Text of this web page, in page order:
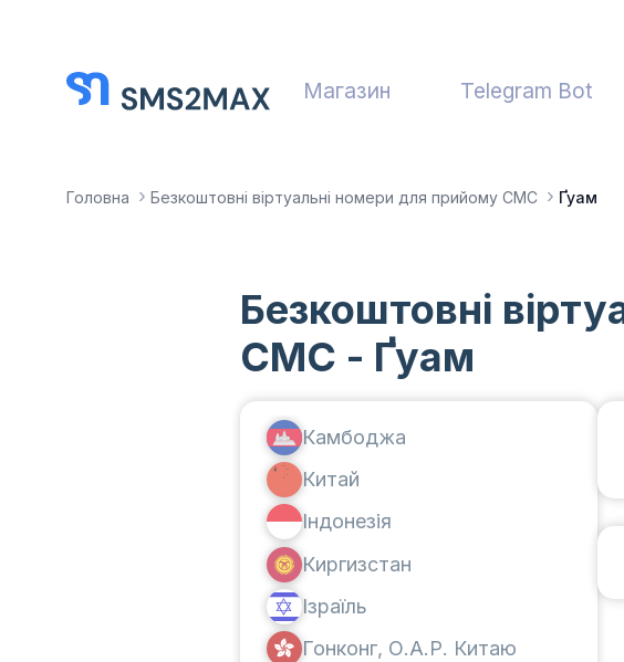
Магазин Telegram Bot
Головна Безкоштовні віртуальні номери для прийому СМС Ґуам
Безкоштовні
СМС - Ґуам
Камбоджа
Китай
Індонезія
Киргизстан
Ізраїль
Гонконг, О.А.Р. Китаю